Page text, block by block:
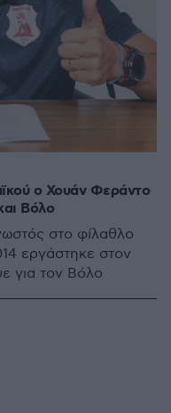
ο Χουάν Φεράντο
Βόλο
στο φίλαθλο
εργάστηκε στον
για τον Βόλο